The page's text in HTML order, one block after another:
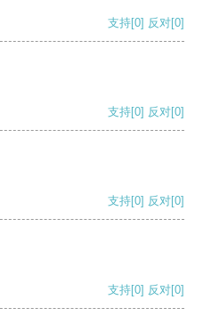
支持[0] 反对[0]
支持[0] 反对[0]
支持[0] 反对[0]
支持[0] 反对[0]